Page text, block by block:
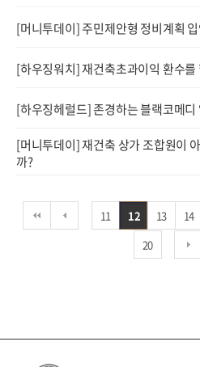
[머니투데이] 주민제안형 정비계획
[하우징워치] 재건축초과이익 환수를
[하우징헤럴드] 존경하는 블랙코메디
[머니투데이] 재건축 상가 조합원이
까?
11 12 13 14
20